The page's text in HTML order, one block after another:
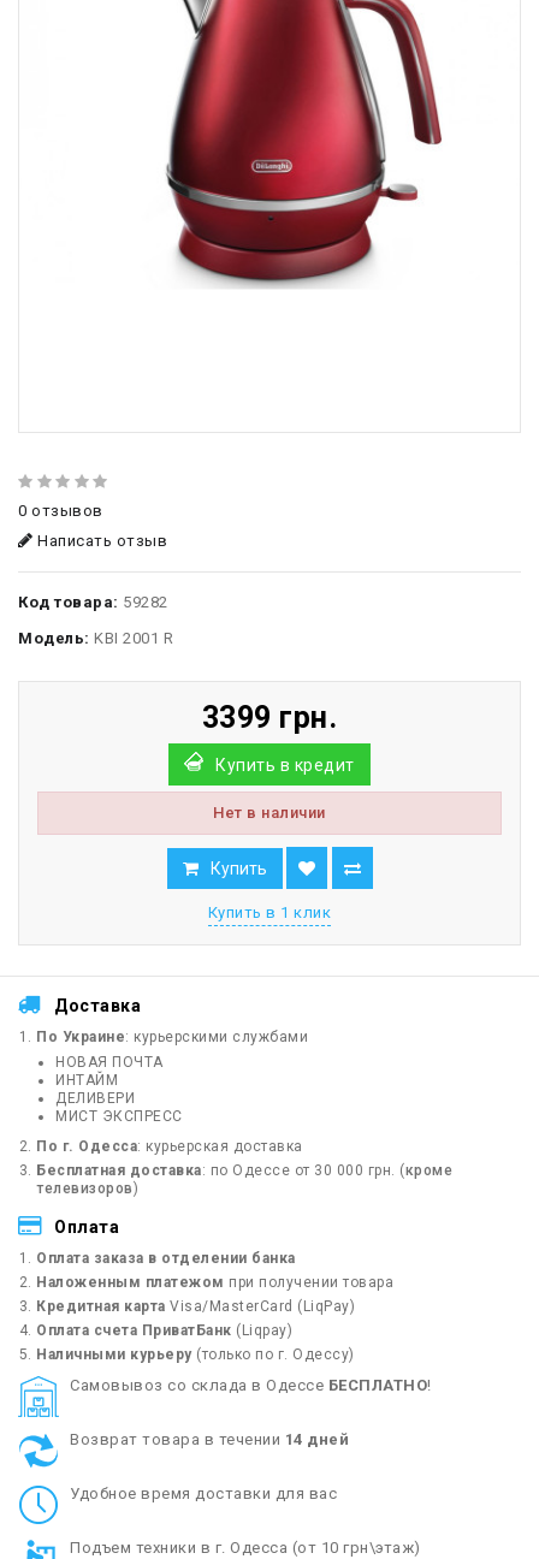
0 отзывов
Написать отзыв
Код товара: 59282
Модель: KBI 2001 R
3399 грн.
Купить в кредит
Нет в наличии
Купить
Купить в 1 клик
Доставка
По Украине: курьерскими службами
НОВАЯ ПОЧТА
ИНТАЙМ
ДЕЛИВЕРИ
МИСТ ЭКСПРЕСС
По г. Одесса: курьерская доставка
Бесплатная доставка: по Одессе от 30 000 грн. (кроме
телевизоров)
Оплата
Оплата заказа в отделении банка
Наложенным платежом при получении товара
Кредитная карта Visa/MasterCard (LiqPay)
Оплата счета ПриватБанк (Liqpay)
Наличными курьеру(только по г. Одессу)
Cамовывоз со склада в Одессе БЕСПЛАТНО!
Возврат товара в течении 14 дней
Удобное время доставки для вас
Подъем техники в г. Одесса (от 10 грн\этаж)